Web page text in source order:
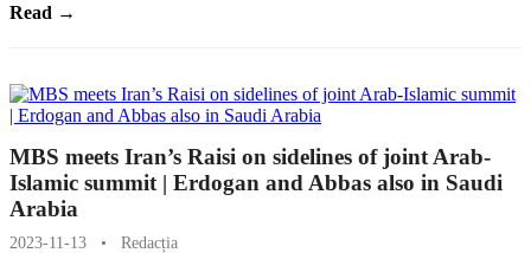
Read →
MBS meets Iran’s Raisi on sidelines of joint Arab-
Islamic summit | Erdogan and Abbas also in Saudi
Arabia
2023-11-13 • Redacția